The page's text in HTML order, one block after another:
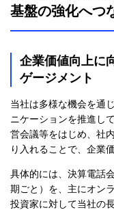
基盤の強化へつ
企業価値向上に
ゲージメント
当社は多様な機会を通
ニケーションを推進し
営会議等をはじめ、社
り入れることで、企業
具体的には、決算電話
期ごと）を、主にオン
投資家に対して当社の